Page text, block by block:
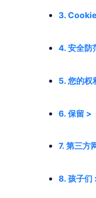
3.
4. 安全防
5. 您的权
6. 保留 >
7. 第三方
8. 孩子们